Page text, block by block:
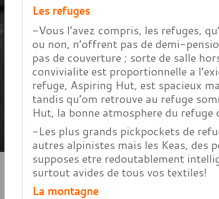
Les refuges
-Vous l’avez compris, les refuges,
ou non, n’offrent pas de demi-
pas de couverture ; sorte de salle
convivialite est proportionnelle a
refuge, Aspiring Hut, est spacieux
tandis qu’om retrouve au refuge
Hut, la bonne atmosphere du refuge
-Les plus grands pickpockets de
autres alpinistes mais les Keas, des
supposes etre redoutablement
surtout avides de tous vos textiles!
La montagne